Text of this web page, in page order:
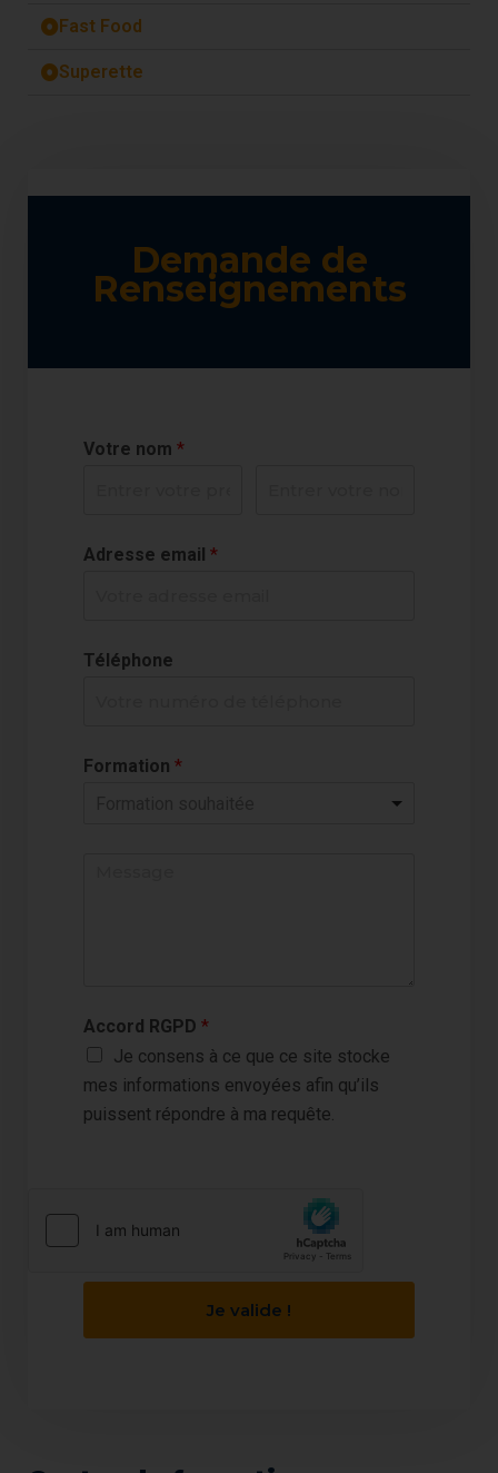
Fast Food
Superette
Demande de
Renseignements
Votre nom *
Adresse email *
Téléphone
Formation *
Accord RGPD *
Je consens à ce que ce site stocke
mes informations envoyées afin qu’ils
puissent répondre à ma requête.
Je valide !